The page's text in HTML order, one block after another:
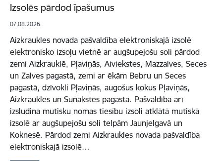
Izsolēs pārdod īpašumus
07.08.2026.
Aizkraukles novada pašvaldība elektroniskajā izsolē
elektronisko izsoļu vietnē ar augšupejošu soli pārdod
zemi Aizkrauklē, Pļaviņās, Aiviekstes, Mazzalves, Seces
un Zalves pagastā, zemi ar ēkām Bebru un Seces
pagastā, dzīvokli Pļaviņās, augošus kokus Pļaviņās,
Aizkraukles un Sunākstes pagastā. Pašvaldība arī
izsludina mutisku nomas tiesību izsoli atklātā mutiskā
izsolē ar augšupejošu soli telpām Jaunjelgavā un
Koknesē. Pārdod zemi Aizkraukles novada pašvaldība
elektroniskajā izsolē…